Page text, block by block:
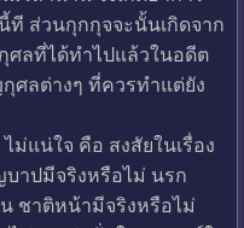
ที ส่วนกุกกุจจะนั้นเกิดจาก
ศลที่ได้ทำไปแล้วในอดีต
ศลต่างๆ ที่ควรทำแต่ยัง
ม่แน่ใจ คือ สงสัยในเรื่อง
าปมีจริงหรือไม่ นรก
ชาติหน้ามีจริงหรือไม่